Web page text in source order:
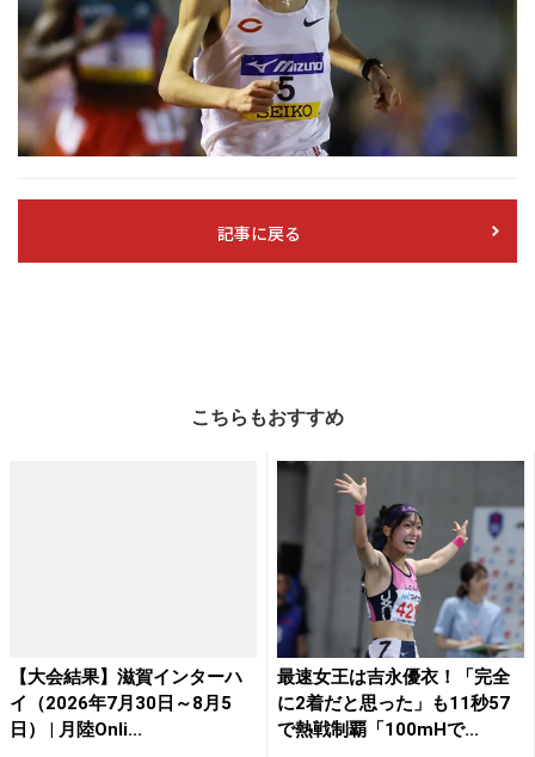
記事に戻る
こちらもおすすめ
【大会結果】滋賀インターハ
イ（2026年7月30日～8月5
日） | 月陸Onli...
最速女王は吉永優衣！「完全
に2着だと思った」も11秒57
で熱戦制覇「100mHで...